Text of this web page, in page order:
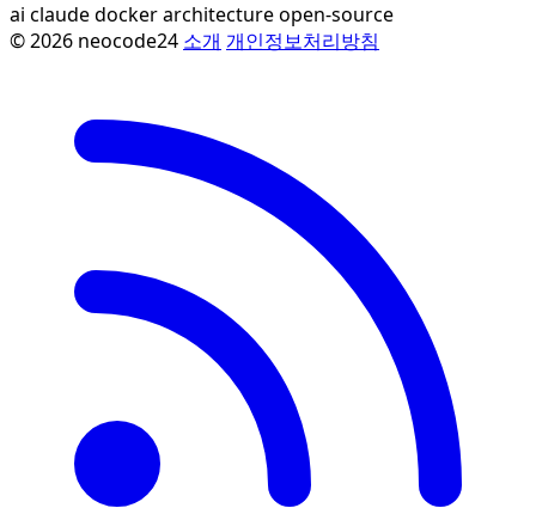
ai claudedockerarchitectureopen-source
© 2026 neocode24 소개 개인정보처리방침